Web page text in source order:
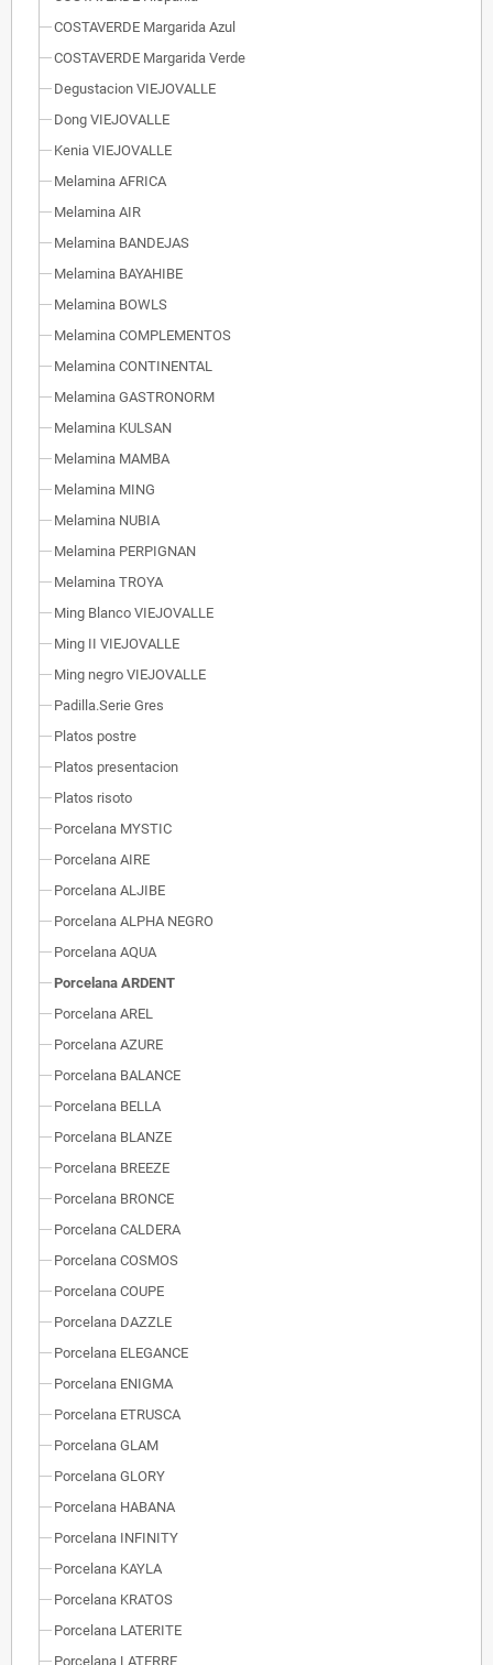
COSTAVERDE Margarida Azul
COSTAVERDE Margarida Verde
Degustacion VIEJOVALLE
Dong VIEJOVALLE
Kenia VIEJOVALLE
Melamina AFRICA
Melamina AIR
Melamina BANDEJAS
Melamina BAYAHIBE
Melamina BOWLS
Melamina COMPLEMENTOS
Melamina CONTINENTAL
Melamina GASTRONORM
Melamina KULSAN
Melamina MAMBA
Melamina MING
Melamina NUBIA
Melamina PERPIGNAN
Melamina TROYA
Ming Blanco VIEJOVALLE
Ming II VIEJOVALLE
Ming negro VIEJOVALLE
Padilla.Serie Gres
Platos postre
Platos presentacion
Platos risoto
Porcelana MYSTIC
Porcelana AIRE
Porcelana ALJIBE
Porcelana ALPHA NEGRO
Porcelana AQUA
Porcelana ARDENT
Porcelana AREL
Porcelana AZURE
Porcelana BALANCE
Porcelana BELLA
Porcelana BLANZE
Porcelana BREEZE
Porcelana BRONCE
Porcelana CALDERA
Porcelana COSMOS
Porcelana COUPE
Porcelana DAZZLE
Porcelana ELEGANCE
Porcelana ENIGMA
Porcelana ETRUSCA
Porcelana GLAM
Porcelana GLORY
Porcelana HABANA
Porcelana INFINITY
Porcelana KAYLA
Porcelana KRATOS
Porcelana LATERITE
Porcelana LATERRE